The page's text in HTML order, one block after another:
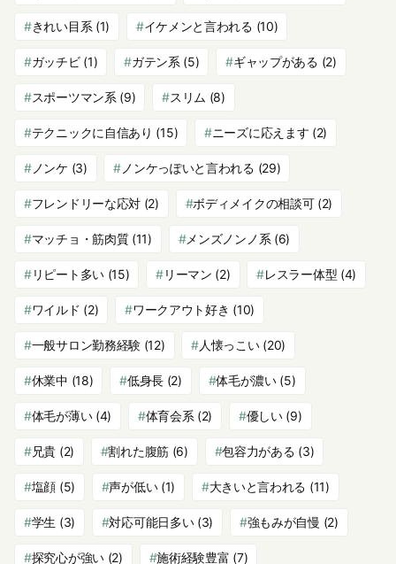
きれい目系 (1) イケメンと言われる (10)
ガッチビ(1) ガテン系 (5) ギャップがある (2)
スポーツマン系 (9) スリム (8)
テクニックに自信あり (15) ニーズに応えます (2)
ノンケ (3) ノンケっぽいと言われる (29)
フレンドリーな応対 (2) ボディメイクの相談可(2)
マッチョ・筋肉質(11) メンズノンノ系 (6)
リピート多い(15) リーマン (2) レスラー体型 (4)
ワイルド (2) ワークアウト好き (10)
一般サロン勤務経験 (12) 人懐っこい(20)
休業中 (18) 低身長(2) 体毛が濃い(5)
体毛が薄い(4) 体育会系 (2) 優しい(9)
兄貴 (2) 割れた腹筋(6) 包容力がある (3)
塩顔 (5) 声が低い(1) 大きいと言われる (11)
学生 (3) 対応可能日多い(3) 強もみが自慢 (2)
探究心が強い(2) 施術経験豊富 (7)